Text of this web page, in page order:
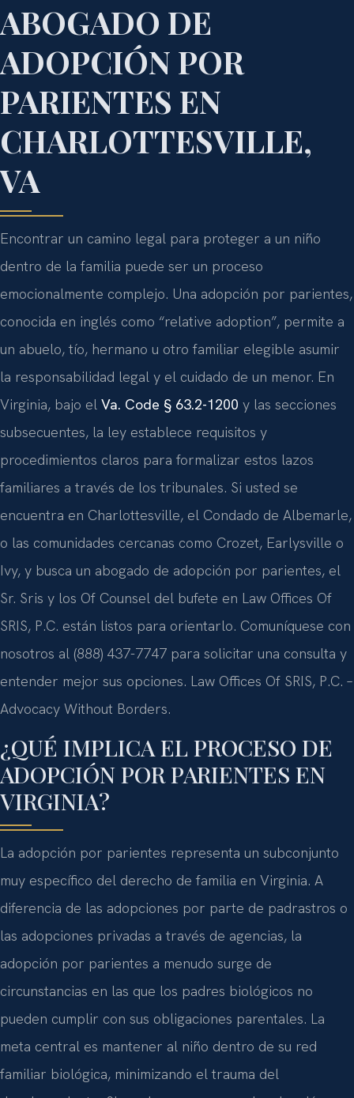
ABOGADO DE
ADOPCIÓN POR
PARIENTES EN
CHARLOTTESVILLE,
VA
Encontrar un camino legal para proteger a un niño
dentro de la familia puede ser un proceso
emocionalmente complejo. Una adopción por parientes,
conocida en inglés como “relative adoption”, permite a
un abuelo, tío, hermano u otro familiar elegible asumir
la responsabilidad legal y el cuidado de un menor. En
Virginia, bajo el Va. Code § 63.2-1200 y las secciones
subsecuentes, la ley establece requisitos y
procedimientos claros para formalizar estos lazos
familiares a través de los tribunales. Si usted se
encuentra en Charlottesville, el Condado de Albemarle,
o las comunidades cercanas como Crozet, Earlysville o
Ivy, y busca un abogado de adopción por parientes, el
Sr. Sris y los Of Counsel del bufete en Law Offices Of
SRIS, P.C. están listos para orientarlo. Comuníquese con
nosotros al (888) 437-7747 para solicitar una consulta y
entender mejor sus opciones. Law Offices Of SRIS, P.C. –
Advocacy Without Borders.
¿QUÉ IMPLICA EL PROCESO DE
ADOPCIÓN POR PARIENTES EN
VIRGINIA?
La adopción por parientes representa un subconjunto
muy específico del derecho de familia en Virginia. A
diferencia de las adopciones por parte de padrastros o
las adopciones privadas a través de agencias, la
adopción por parientes a menudo surge de
circunstancias en las que los padres biológicos no
pueden cumplir con sus obligaciones parentales. La
meta central es mantener al niño dentro de su red
familiar biológica, minimizando el trauma del